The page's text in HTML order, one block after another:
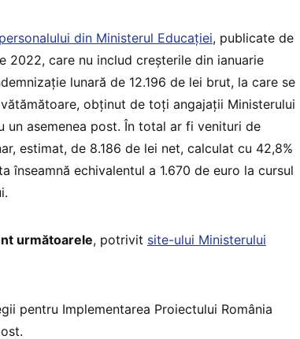
din Ministerul Educației, publicate de
2022, care nu includ creșterile din ianuarie
lunară de 12.196 de lei brut, la care se
obținut de toți angajații Ministerului
un asemenea post. În total ar fi venituri de
estimat, de 8.186 de lei net, calculat cu 42,8%
înseamnă echivalentul a 1.670 de euro la cursul
următoarele, potrivit site-ului Ministerului
pentru Implementarea Proiectului România